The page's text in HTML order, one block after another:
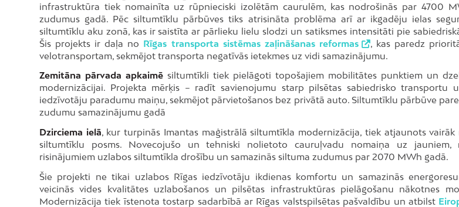
infrastruktūra tiek nomainīta uz rūpnieciski izolētām caurulēm, kas nodrošinās par 4700
zudumus gadā. Pēc siltumtīklu pārbūves tiks atrisināta problēma arī ar ikgadēju ielas
siltumtīklu aku zonā, kas ir saistīta ar pārlieku lielu slodzi un satiksmes intensitāti pie
Šis projekts ir daļa no Rīgas transporta sistēmas zaļināšanas reformas
, kas paredz
velotransportam, sekmējot transporta negatīvās ietekmes uz vidi samazinājumu.
Zemitāna pārvada apkaimē siltumtīkli tiek pielāgoti topošajiem mobilitātes punktiem un
modernizācijai. Projekta mērķis – radīt savienojumu starp pilsētas sabiedrisko transportu
iedzīvotāju paradumu maiņu, sekmējot pārvietošanos bez privātā auto. Siltumtīklu pārbūve
zudumu samazinājumu gadā
Dzirciema ielā, kur turpinās Imantas maģistrālā siltumtīkla modernizācija, tiek atjaunots
siltumtīklu posms. Novecojušo un tehniski nolietoto cauruļvadu nomaiņa uz jauniem,
risinājumiem uzlabos siltumtīkla drošību un samazinās siltuma zudumus par 2070 MWh gadā.
Šie projekti ne tikai uzlabos Rīgas iedzīvotāju ikdienas komfortu un samazinās
veicinās vides kvalitātes uzlabošanos un pilsētas infrastruktūras pielāgošanu nākotnes
Modernizācija tiek īstenota tostarp sadarbībā ar Rīgas valstspilsētas pašvaldību un atbilst